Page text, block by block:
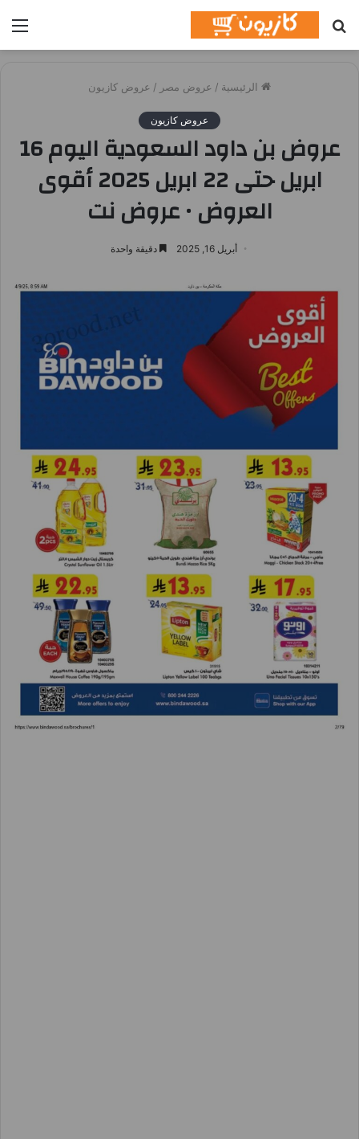
عن
الرئيسية / عروض مصر / عروض كازيون
عروض كازيون
عروض بن داود السعودية اليوم 16
ابريل حتى 22 ابريل 2025 أقوى
العروض • عروض نت
أبريل 16, 2025 دقيقة واحدة